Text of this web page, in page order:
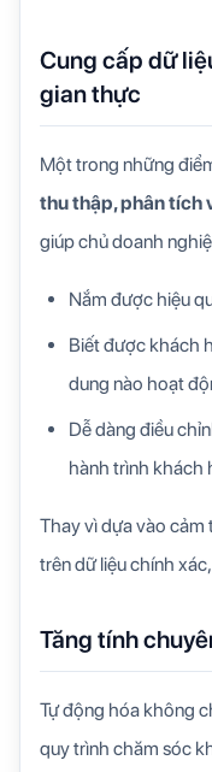
Cung cấp dữ
gian thực
Một trong những
thu thập, phân tích
giúp chủ doanh
Nắm được hiệu
Biết được khách
dung nào hoạt
Dễ dàng điều
hành trình khách
Thay vì dựa vào cảm
trên dữ liệu chính xác
Tăng tính
Tự động hóa không
quy trình chăm sóc